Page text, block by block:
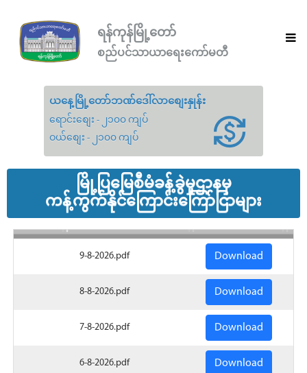
ရန်ကုန်မြို့တော်
စည်ပင်သာယာရေးကော်မတီ
ယနေ့မြို့တော်ဘဏ်ဒေါ်လာစျေးနှုန်း
ရောင်းစျေး - ၂၁၀၀ ကျပ်
ဝယ်စျေး - ၂၁၀၀ ကျပ်
မြို့ပြမြေစီမံခန့်ခွဲမှုဌာနမှ
ကန့်ကွက်နိုင်ကြောင်းကြော်ငြာများ
9-8-2026.pdf
8-8-2026.pdf
7-8-2026.pdf
6-8-2026.pdf